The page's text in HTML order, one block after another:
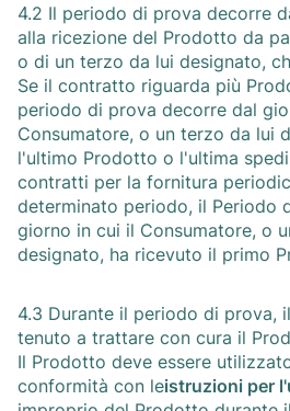
4.2 Il periodo di prova decorre
alla ricezione del Prodotto da
o di un terzo da lui designato,
Se il contratto riguarda più
periodo di prova decorre dal
Consumatore, o un terzo da lui
l'ultimo Prodotto o l'ultima
contratti per la fornitura
determinato periodo, il Periodo
giorno in cui il Consumatore, o
designato, ha ricevuto il primo
4.3 Durante il periodo di prova,
tenuto a trattare con cura il
Il Prodotto deve essere
conformità con leistruzioni per